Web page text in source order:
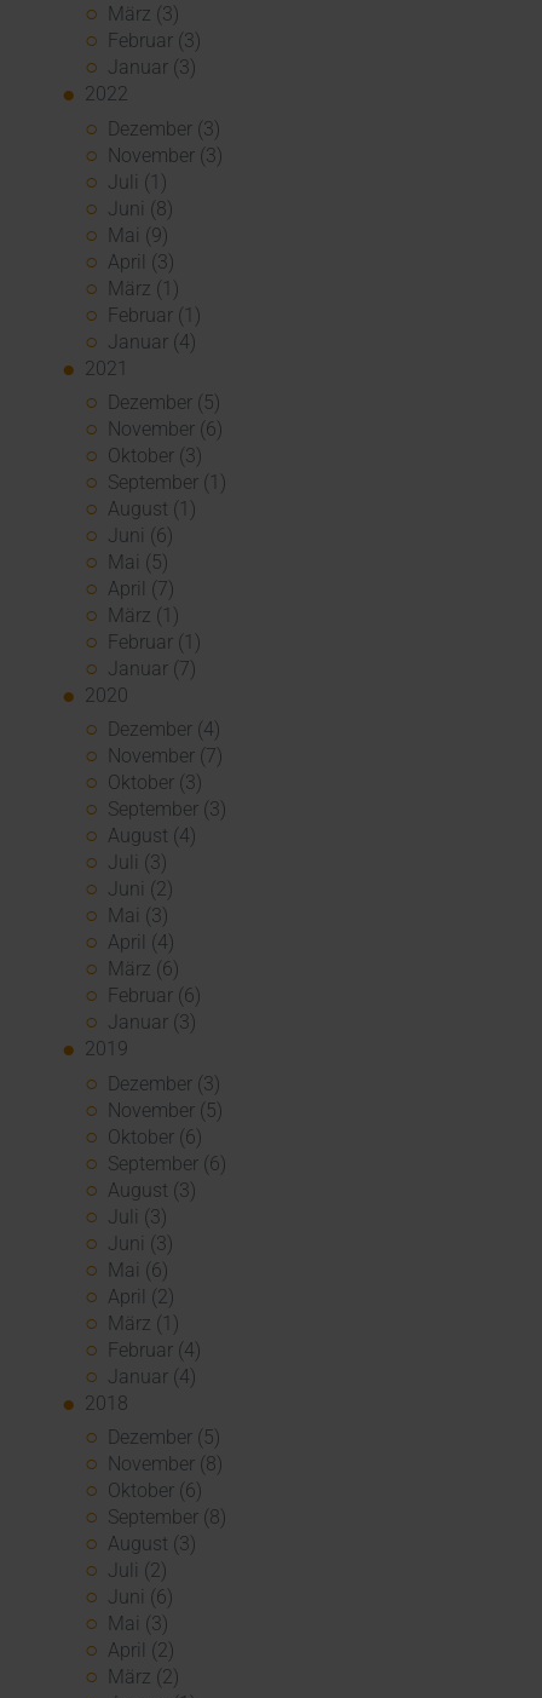
März (3)
Februar (3)
Januar (3)
2022
Dezember (3)
November (3)
Juli (1)
Juni (8)
Mai (9)
April (3)
März (1)
Februar (1)
Januar (4)
2021
Dezember (5)
November (6)
Oktober (3)
September (1)
August (1)
Juni (6)
Mai (5)
April (7)
März (1)
Februar (1)
Januar (7)
2020
Dezember (4)
November (7)
Oktober (3)
September (3)
August (4)
Juli (3)
Juni (2)
Mai (3)
April (4)
März (6)
Februar (6)
Januar (3)
2019
Dezember (3)
November (5)
Oktober (6)
September (6)
August (3)
Juli (3)
Juni (3)
Mai (6)
April (2)
März (1)
Februar (4)
Januar (4)
2018
Dezember (5)
November (8)
Oktober (6)
September (8)
August (3)
Juli (2)
Juni (6)
Mai (3)
April (2)
März (2)